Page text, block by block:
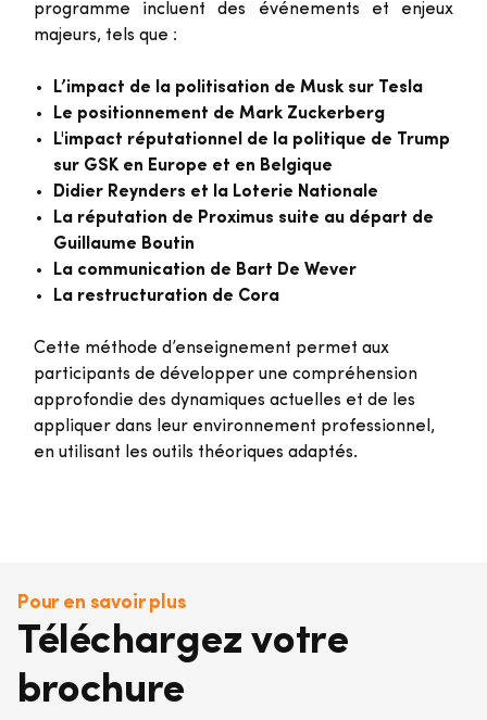
programme incluent des événements et enjeux
majeurs, tels que :
L’impact de la politisation de Musk sur Tesla
Le positionnement de Mark Zuckerberg
L'impact réputationnel de la politique de Trump
sur GSK en Europe et en Belgique
Didier Reynders et la Loterie Nationale
La réputation de Proximus suite au départ de
Guillaume Boutin
La communication de Bart De Wever
La restructuration de Cora
Cette méthode d’enseignement permet aux
participants de développer une compréhension
approfondie des dynamiques actuelles et de les
appliquer dans leur environnement professionnel,
en utilisant les outils théoriques adaptés.
Pour en savoir plus
Téléchargez votre
brochure